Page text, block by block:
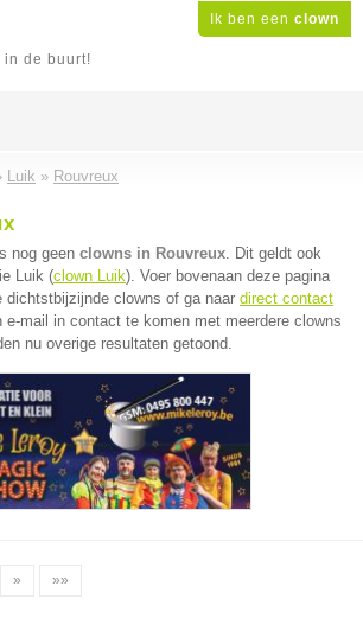
Ik ben een clown
de buurt!
Luik » Rouvreux
nog geen clowns in Rouvreux. Dit geldt ook
Luik (clown Luik). Voer bovenaan deze pagina
dichtstbijzijnde clowns of ga naar direct contact
e-mail in contact te komen met meerdere clowns
nu overige resultaten getoond.
» »»